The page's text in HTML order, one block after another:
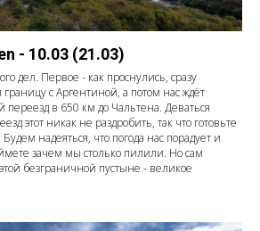
- 10.03 (21.03)
дел. Первое - как проснулись, сразу
с Аргентиной, а потом нас ждёт
в 650 км до Чальтена. Деваться
этот никак не раздробить, так что готовьте
надеяться, что погода нас порадует и
зачем мы столько пилили. Но сам
безграничной пустыне - великое